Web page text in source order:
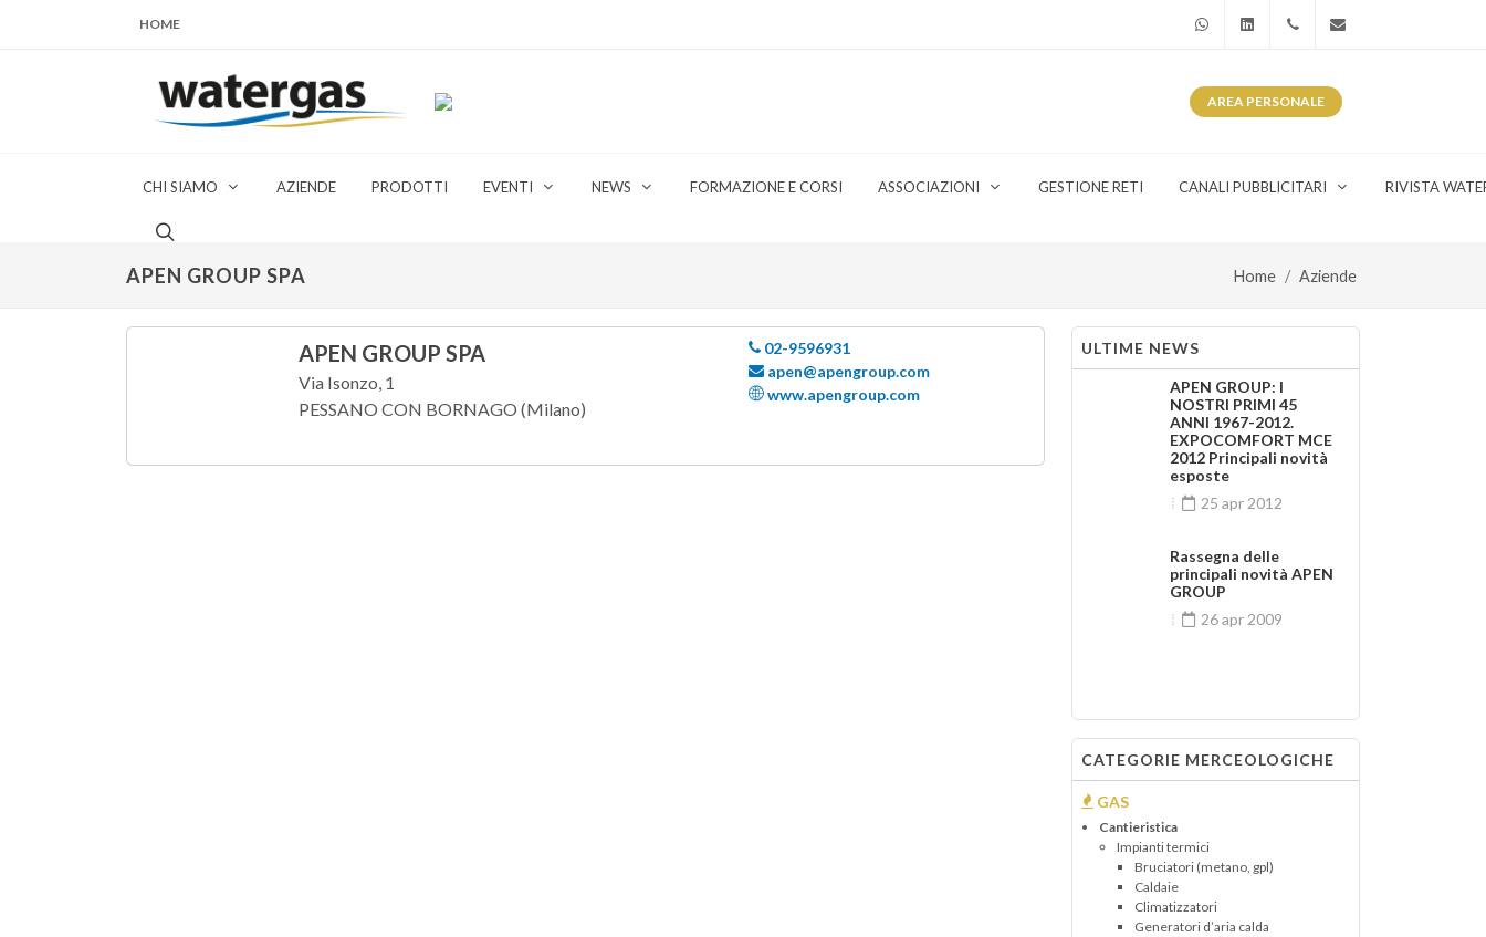
HOME WhatsAppLinkedin+39 345 281 0246
AREA PERSONALE
CHI SIAMO AZIENDE PRODOTTI EVENTI NEWS FORMAZIONE E CORSI ASSOCIAZIONI GESTIONE RETI CANALI PUBBLICITARI RIVISTA
APEN GROUP SPA Home Aziende
APEN GROUP SPA
Via Isonzo, 1
PESSANO CON BORNAGO (Milano)
02-9596931
apen@apengroup.com
www.apengroup.com
ULTIME NEWS
APEN GROUP: I
NOSTRI PRIMI 45
ANNI 1967-2012.
EXPOCOMFORT MCE
2012 Principali novità
esposte
25 apr 2012
Rassegna delle
principali novità APEN
GROUP
26 apr 2009
CATEGORIE MERCEOLOGICHE
GAS
Cantieristica
Impianti termici
Bruciatori (metano, gpl)
Caldaie
Climatizzatori
Generatori d’aria calda